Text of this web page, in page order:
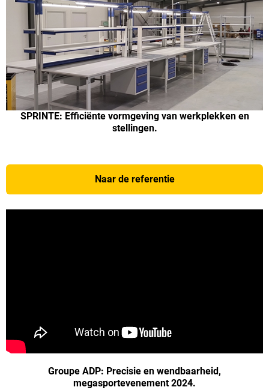
SPRINTE: Efficiënte vormgeving van werkplekken en
stellingen.
Naar de referentie
Groupe ADP: Precisie en wendbaarheid,
megasportevenement 2024.